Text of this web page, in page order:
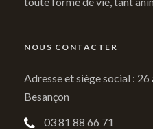
NOUS CONTACTER
Adresse et siège social :
Besançon
03 81 88 66 71